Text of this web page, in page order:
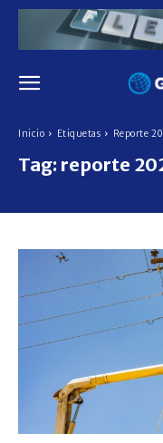
Inicio Etiquetas Reporte
Tag: reporte